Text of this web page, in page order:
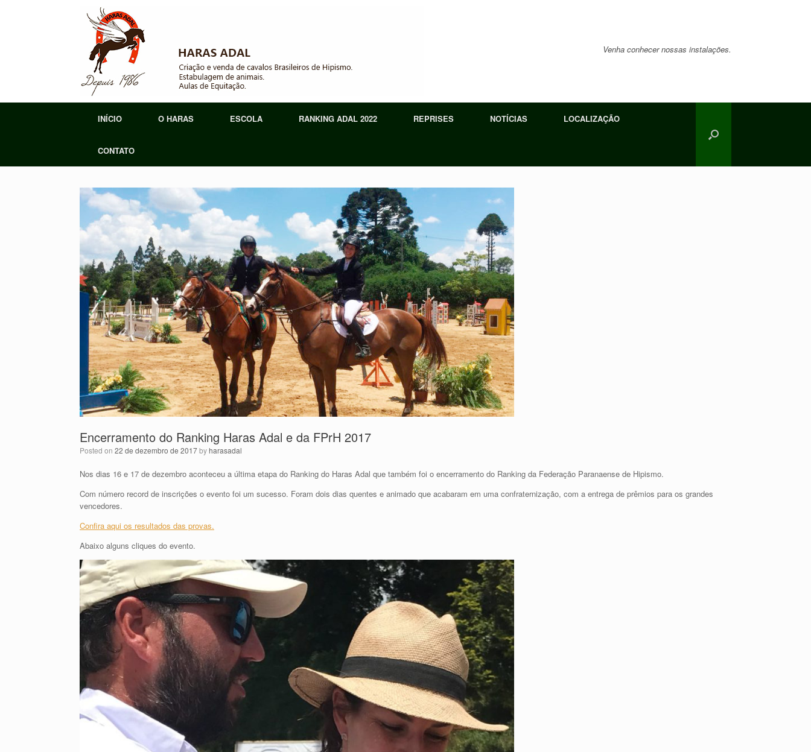
Venha conhecer nossas instalações.
INÍCIO O HARAS ESCOLA RANKING ADAL 2022 REPRISES NOTÍCIAS LOCALIZAÇÃO
CONTATO
Encerramento do Ranking Haras Adal e da FPrH 2017
Posted on 22 de dezembro de 2017byharasadal
Nos dias 16 e 17 de dezembro aconteceu a última etapa do Ranking do Haras Adal que também foi o encerramento do Ranking da Federação Paranaense de Hipismo.
Com número record de inscrições o evento foi um sucesso. Foram dois dias quentes e animado que acabaram em uma confraternização, com a entrega de prêmios para os grandes
vencedores.
Confira aqui os resultados das provas.
Abaixo alguns cliques do evento.